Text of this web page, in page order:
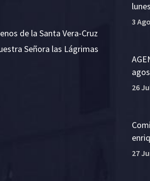
de la Santa Vera-Cruz
Señora las Lágrimas
3
26
27